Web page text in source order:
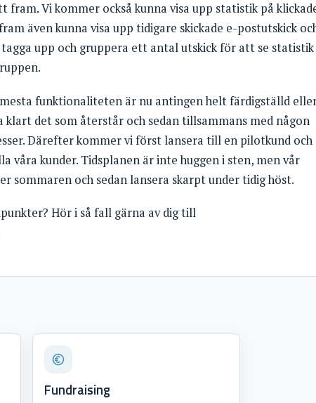
fram. Vi kommer också kunna visa upp statistik på
även kunna visa upp tidigare skickade e-postutskick
upp och gruppera ett antal utskick för att se statistik
mesta funktionaliteten är nu antingen helt färdigställd
klart det som återstår och sedan tillsammans med någon
Därefter kommer vi först lansera till en pilotkund och
våra kunder. Tidsplanen är inte huggen i sten, men vår
sommaren och sedan lansera skarpt under tidig höst.
Hör i så fall gärna av dig till
Fundraising